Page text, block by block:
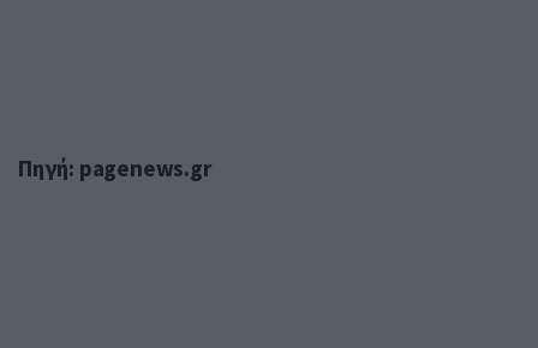
Πηγή: pagenews.gr